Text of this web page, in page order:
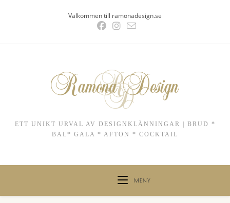
Välkommen till ramonadesign.se
ETT UNIKT URVAL AV DESIGNKLÄNNINGAR | BRUD *
BAL* GALA * AFTON * COCKTAIL
MENY